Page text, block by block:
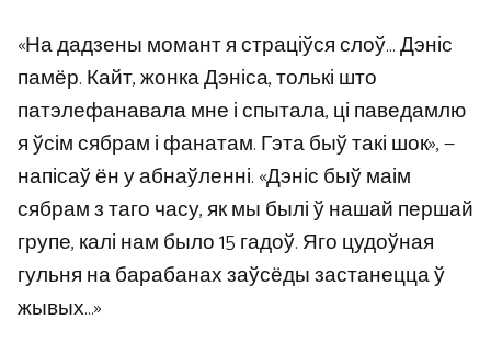
«На дадзены момант я страціўся слоў… Дэніс
памёр. Кайт, жонка Дэніса, толькі што
патэлефанавала мне і спытала, ці паведамлю
я ўсім сябрам і фанатам. Гэта быў такі шок», —
напісаў ён у абнаўленні. «Дэніс быў маім
сябрам з таго часу, як мы былі ў нашай першай
групе, калі нам было 15 гадоў. Яго цудоўная
гульня на барабанах заўсёды застанецца ў
жывых…»